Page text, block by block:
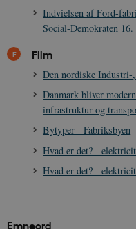
Indvielsen af Ford-
Social-Demokraten 16.
Film
Den nordiske
Danmark bliver
infrastruktur og
Bytyper - Fabriksbyen
Hvad er det? -
Hvad er det? -
Emneord